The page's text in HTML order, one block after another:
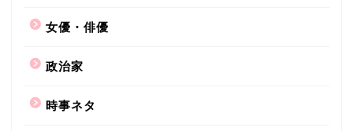
女優・俳優
政治家
時事ネタ